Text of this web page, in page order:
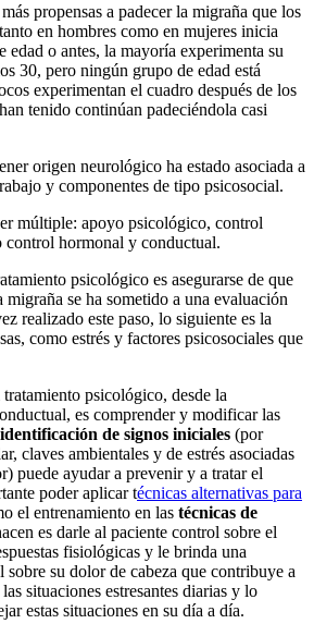
propensas a padecer la migraña que los
en hombres como en mujeres inicia
edad o antes, la mayoría experimenta su
30, pero ningún grupo de edad está
experimentan el cuadro después de los
tenido continúan padeciéndola casi
origen neurológico ha estado asociada a
y componentes de tipo psicosocial.
múltiple: apoyo psicológico, control
control hormonal y conductual.
psicológico es asegurarse de que
migraña se ha sometido a una evaluación
realizado este paso, lo siguiente es la
como estrés y factores psicosociales que
psicológico, desde la
es comprender y modificar las
identificación de signos iniciales (por
claves ambientales y de estrés asociadas
puede ayudar a prevenir y a tratar el
poder aplicar técnicas alternativas para
el entrenamiento en las técnicas de
es darle al paciente control sobre el
fisiológicas y le brinda una
sobre su dolor de cabeza que contribuye a
situaciones estresantes diarias y lo
estas situaciones en su día a día.